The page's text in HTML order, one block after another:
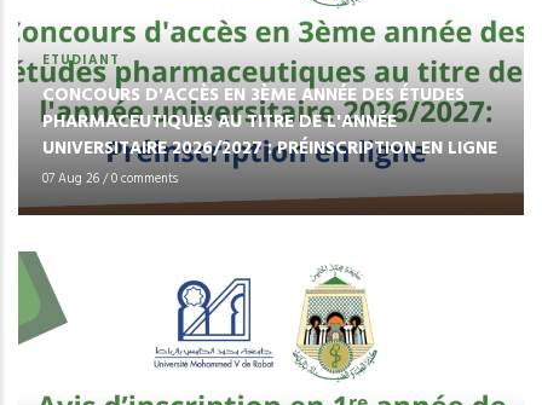
ETUDIANT
CONCOURS D'ACCÈS EN 3ÈME ANNÉE DES ÉTUDES
PHARMACEUTIQUES AU TITRE DE L'ANNÉE
UNIVERSITAIRE 2026/2027 : PRÉINSCRIPTION EN LIGNE
07 Aug 26/0 comments